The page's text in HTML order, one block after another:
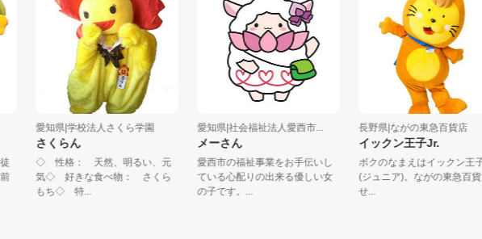
愛知県|学校法人さくら学園
さくらん
◇ 性格： 天然、明るい、元
気◇ 好きな食べ物： さくら
もち◇ 特...
愛知県|社会福祉法人愛西市...
メーさん
愛西市の福祉事業をお手伝いし
ている心配りの出来る優しい女
の子です。...
長野県|ながの東急百貨店
イックン王子Jr.
ボクのなまえはイックン王子Jr.
(ジュニア)。ながの東急百貨店の